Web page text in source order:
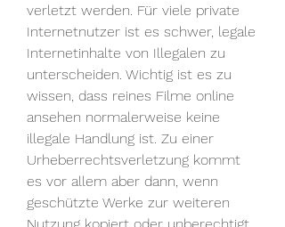
verletzt werden. Für viele private
Internetnutzer ist es schwer, legale
Internetinhalte von Illegalen zu
unterscheiden. Wichtig ist es zu
wissen, dass reines Filme online
ansehen normalerweise keine
illegale Handlung ist. Zu einer
Urheberrechtsverletzung kommt
es vor allem aber dann, wenn
geschützte Werke zur weiteren